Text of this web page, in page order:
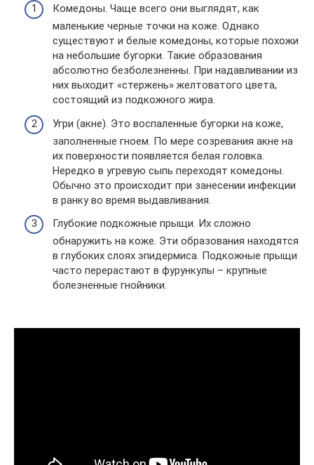
Комедоны. Чаще всего они выглядят, как
маленькие черные точки на коже. Однако
существуют и белые комедоны, которые похожи
на небольшие бугорки. Такие образования
абсолютно безболезненны. При надавливании из
них выходит «стержень» желтоватого цвета,
состоящий из подкожного жира.
Угри (акне). Это воспаленные бугорки на коже,
заполненные гноем. По мере созревания акне на
их поверхности появляется белая головка.
Нередко в угревую сыпь переходят комедоны.
Обычно это происходит при занесении инфекции
в ранку во время выдавливания.
Глубокие подкожные прыщи. Их сложно
обнаружить на коже. Эти образования находятся
в глубоких слоях эпидермиса. Подкожные прыщи
часто перерастают в фурункулы – крупные
болезненные гнойники.